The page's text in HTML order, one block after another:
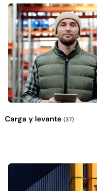
Carga y levante (37)
4.8mm neopreno con 1
3.5MP
$803.797
Agregar al carrito